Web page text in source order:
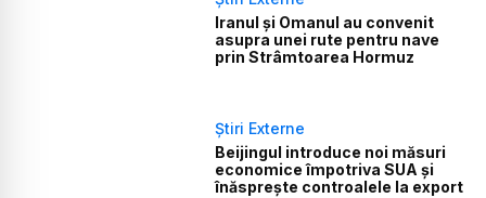
Iranul și Omanul au convenit
asupra unei rute pentru nave
prin Strâmtoarea Hormuz
Știri Externe
Beijingul introduce noi măsuri
economice împotriva SUA și
înăsprește controalele la export